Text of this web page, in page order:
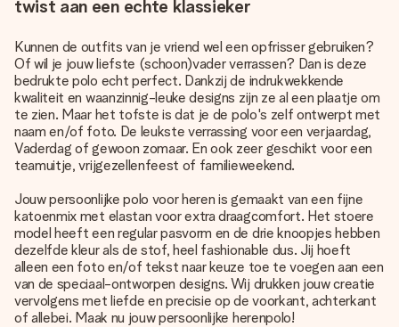
twist aan een echte klassieker
Kunnen de outfits van je vriend wel een opfrisser gebruiken?
Of wil je jouw liefste (schoon)vader verrassen? Dan is deze
bedrukte polo echt perfect. Dankzij de indrukwekkende
kwaliteit en waanzinnig-leuke designs zijn ze al een plaatje om
te zien. Maar het tofste is dat je de polo's zelf ontwerpt met
naam en/of foto. De leukste verrassing voor een verjaardag,
Vaderdag of gewoon zomaar. En ook zeer geschikt voor een
teamuitje, vrijgezellenfeest of familieweekend.
Jouw persoonlijke polo voor heren is gemaakt van een fijne
katoenmix met elastan voor extra draagcomfort. Het stoere
model heeft een regular pasvorm en de drie knoopjes hebben
dezelfde kleur als de stof, heel fashionable dus. Jij hoeft
alleen een foto en/of tekst naar keuze toe te voegen aan een
van de speciaal-ontworpen designs. Wij drukken jouw creatie
vervolgens met liefde en precisie op de voorkant, achterkant
of allebei. Maak nu jouw persoonlijke herenpolo!